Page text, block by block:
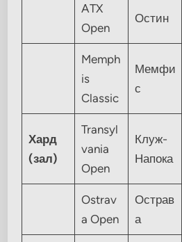
ATX
Open
Остин
Memph
is
Classic
Мемфи
с
Хард
(зал)
Transyl
vania
Open
Клуж-
Напока
Ostrav
a Open
Острав
а